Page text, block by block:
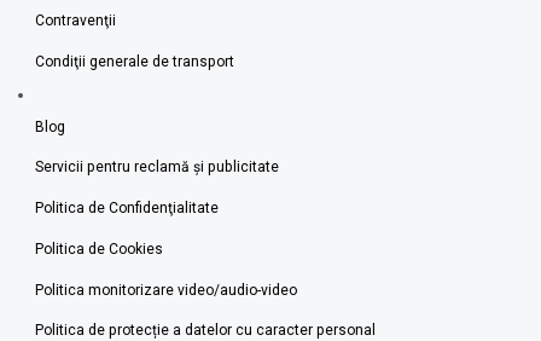
Contravenţii
Condiţii generale de transport
Blog
Servicii pentru reclamă și publicitate
Politica de Confidenţialitate
Politica de Cookies
Politica monitorizare video/audio-video
Politica de protecție a datelor cu caracter personal